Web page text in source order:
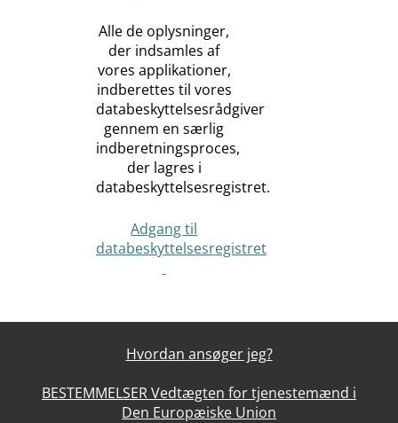
Alle de oplysninger,
der indsamles af
vores applikationer,
indberettes til vores
databeskyttelsesrådgiver
gennem en særlig
indberetningsproces,
der lagres i
databeskyttelsesregistret.
Adgang til
databeskyttelsesregistret
Hvordan ansøger jeg?
BESTEMMELSER Vedtægten for tjenestemænd i
Den Europæiske Union